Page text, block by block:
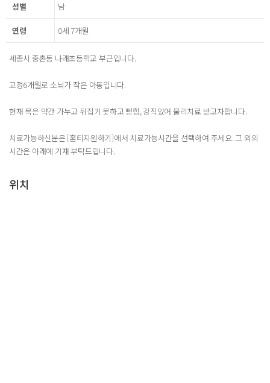
성별
남
연령 0세 7개월
세종시 중촌동 나래초등학교 부근입니다.
교정6개월로 소뇌가 작은 아동입니다.
현재 목은 약간 가누고 뒤집기 못하고 뻗힘, 강직있어 물리치료 받고자합니다.
치료가능하신분은 [홈티지원하기]에서 치료가능시간을 선택하여 주세요. 그 외의
시간은 아래에 기재 부탁드립니다.
위치